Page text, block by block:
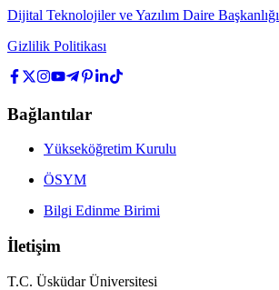
Dijital Teknolojiler ve Yazılım Daire Başkanlığı
Gizlilik Politikası
Bağlantılar
Yükseköğretim Kurulu
ÖSYM
Bilgi Edinme Birimi
İletişim
T.C. Üsküdar Üniversitesi